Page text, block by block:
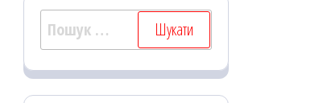
Пошук: